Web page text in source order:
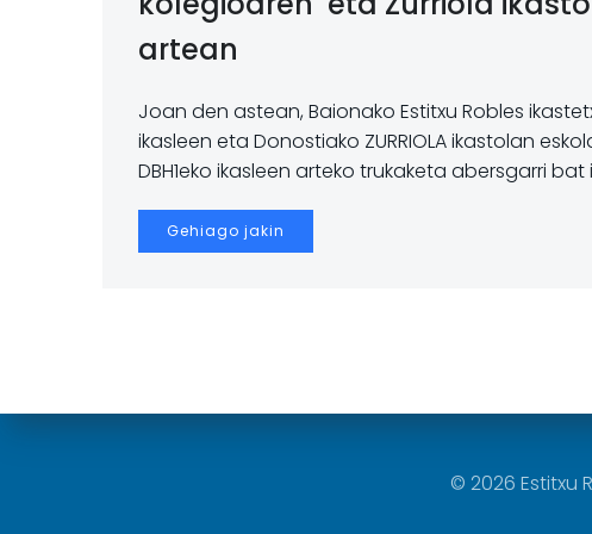
artean
Joan den astean, Baionako Estitxu Robles
ikasleen eta Donostiako ZURRIOLA ikastolan
DBH1eko ikasleen arteko trukaketa abersgarri bat
Gehiago jakin
© 2026 Estitxu